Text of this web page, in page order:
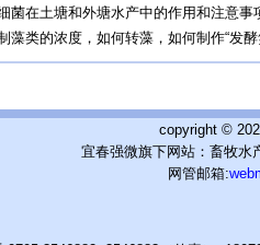
菌在土塘和外塘水产中的作用和注意事
藻类的浓度，如何转藻，如何制作“发
copyright ©
宜春强微旗下网站：畜牧水
网管邮箱: